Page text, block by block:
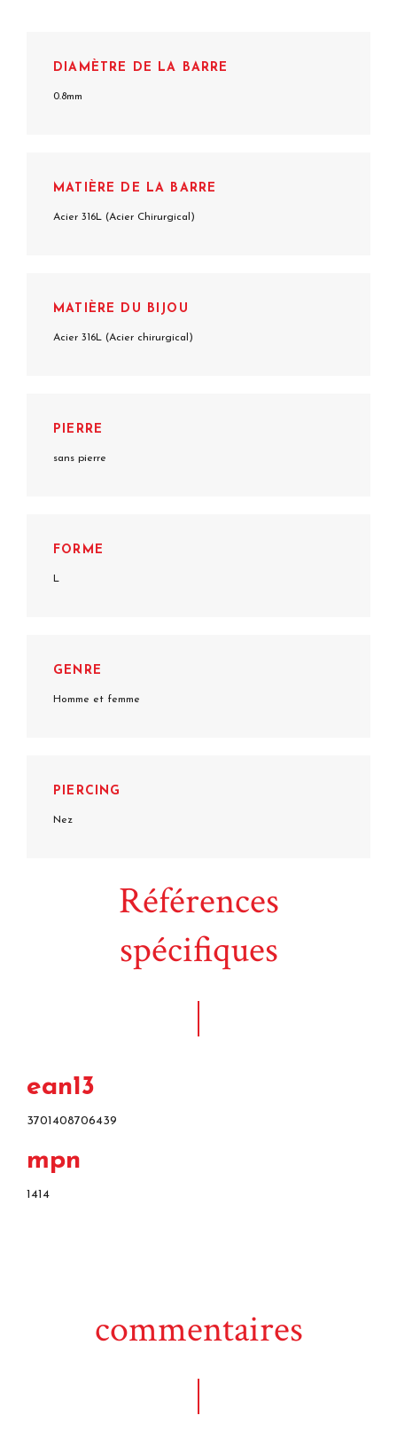
DIAMÈTRE DE LA BARRE
0.8mm
MATIÈRE DE LA BARRE
Acier 316L (Acier Chirurgical)
MATIÈRE DU BIJOU
Acier 316L (Acier chirurgical)
PIERRE
sans pierre
FORME
L
GENRE
Homme et femme
PIERCING
Nez
Références
spécifiques
ean13
3701408706439
mpn
1414
commentaires